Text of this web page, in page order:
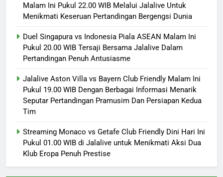
Malam Ini Pukul 22.00 WIB Melalui Jalalive Untuk
Menikmati Keseruan Pertandingan Bergengsi Dunia
Duel Singapura vs Indonesia Piala ASEAN Malam Ini
Pukul 20.00 WIB Tersaji Bersama Jalalive Dalam
Pertandingan Penuh Antusiasme
Jalalive Aston Villa vs Bayern Club Friendly Malam Ini
Pukul 19.00 WIB Dengan Berbagai Informasi Menarik
Seputar Pertandingan Pramusim Dan Persiapan Kedua
Tim
Streaming Monaco vs Getafe Club Friendly Dini Hari Ini
Pukul 01.00 WIB di Jalalive untuk Menikmati Aksi Dua
Klub Eropa Penuh Prestise